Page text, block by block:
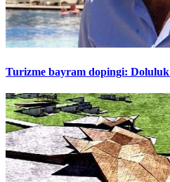
Turizme bayram dopingi: Doluluk